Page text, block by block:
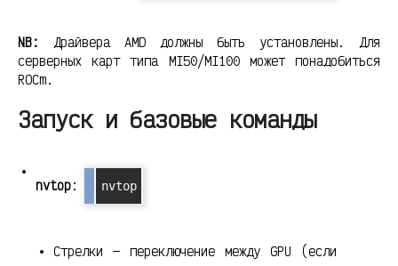
NB:
Драйвера AMD должны быть установлены. Для
серверных карт типа MI50/MI100 может понадобиться
ROCm.
Запуск и базовые команды
nvtop: nvtop
Стрелки — переключение между GPU (если